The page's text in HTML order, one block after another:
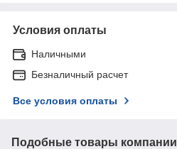
Условия оплаты
Наличными
Безналичный расчет
Все условия оплаты
Подобные товары компании